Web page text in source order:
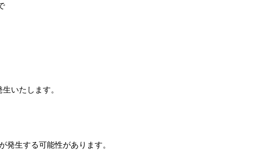
いたします。
発生する可能性があります。